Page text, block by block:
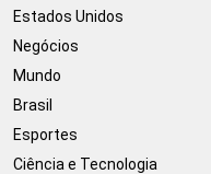
Estados Unidos
Negócios
Mundo
Brasil
Esportes
Ciência e Tecnologia